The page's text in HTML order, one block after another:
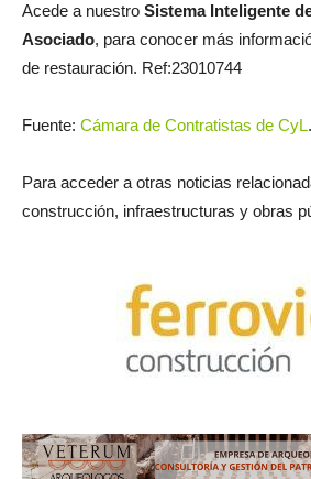
Acede a nuestro Sistema Inteligente
Asociado, para conocer más
de restauración. Ref:23010744
Fuente: Cámara de Contratistas de CyL.
Para acceder a otras noticias
construcción, infraestructuras y obras